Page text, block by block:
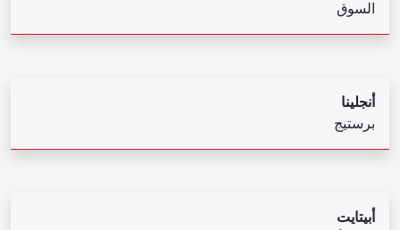
السوق
أنجلينا
برستيج
أبيتايت